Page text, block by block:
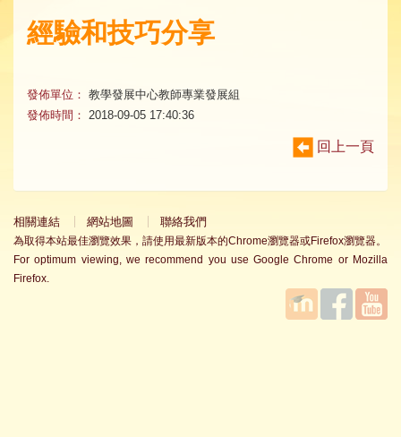
經驗和技巧分享
發佈單位： 教學發展中心教師專業發展組
發佈時間：
2018-09-05 17:40:36
回上一頁
相關連結 網站地圖 聯絡我們
為取得本站最佳瀏覽效果，請使用最新版本的Chrome瀏覽器或Firefox瀏覽器。
For optimum viewing, we recommend you use Google Chrome or Mozilla
Firefox.